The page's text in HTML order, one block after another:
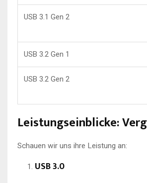
USB 3.1 Gen 2
USB 3.2 Gen 1
USB 3.2 Gen 2
Leistungseinblicke:
Schauen wir uns ihre Leistung an:
USB 3.0